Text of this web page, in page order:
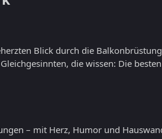
Blick durch die
die wissen: Die
– mit Herz, Humor und